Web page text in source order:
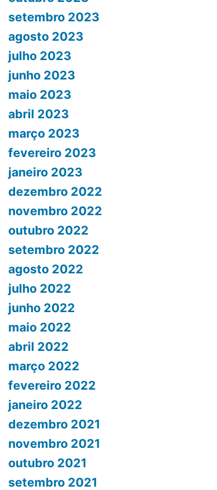
setembro 2023
agosto 2023
julho 2023
junho 2023
maio 2023
abril 2023
março 2023
fevereiro 2023
janeiro 2023
dezembro 2022
novembro 2022
outubro 2022
setembro 2022
agosto 2022
julho 2022
junho 2022
maio 2022
abril 2022
março 2022
fevereiro 2022
janeiro 2022
dezembro 2021
novembro 2021
outubro 2021
setembro 2021